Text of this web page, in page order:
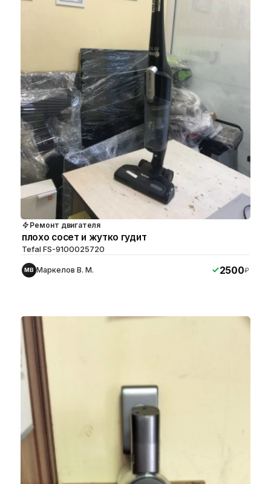
Ремонт двигателя
плохо сосет и жутко гудит
Tefal FS-9100025720
МВ Маркелов В. М. 2500₽